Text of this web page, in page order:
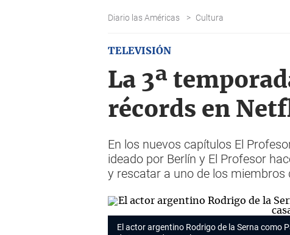
Diario las Américas > Cultura
TELEVISIÓN
La 3ª
récords en
En los nuevos capítulos El
ideado por Berlín y El Profesor
y rescatar a uno de los
El actor argentino Rodrigo de la Serna como